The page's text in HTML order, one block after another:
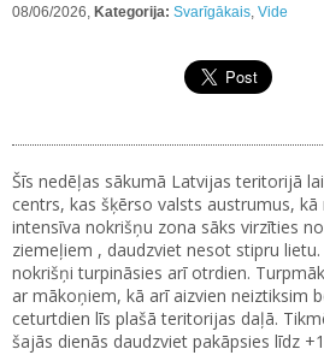
08/06/2026, Kategorija: Svarīgākais, Vide
Šīs nedēļas sākumā Latvijas teritorijā
centrs, kas šķērso valsts austrumus,
intensīva nokrišņu zona sāks virzīties
ziemeļiem , daudzviet nesot stipru
nokrišņi turpināsies arī otrdien.
ar mākoņiem, kā arī aizvien neiztiksim
ceturtdien līs plašā teritorijas daļā.
šajās dienās daudzviet pakāpsies līdz